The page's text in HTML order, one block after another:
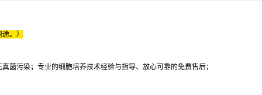
。）
菌污染；专业的细胞培养技术经验与指导、放心可靠的免费售后；